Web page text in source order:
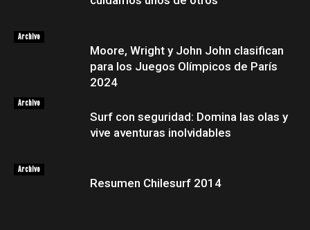
Archivo
Moore, Wright y John John clasifican
para los Juegos Olímpicos de París
2024
Archivo
Surf con seguridad: Domina las olas y
vive aventuras inolvidables
Archivo
Resumen Chilesurf 2014